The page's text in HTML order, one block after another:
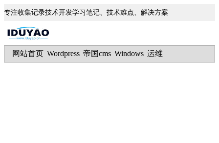
专注收集记录技术开发学习笔记、技术难点、解决方案
网站首页 Wordpress 帝国cms Windows 运维